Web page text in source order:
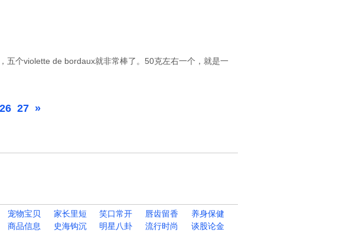
五个violette de bordaux就非常棒了。50克左右一个，就是一
26 27 »
宠物宝贝 家长里短 笑口常开 唇齿留香
养身保健
商品信息 史海钩沉 明星八卦 流行时尚
谈股论金